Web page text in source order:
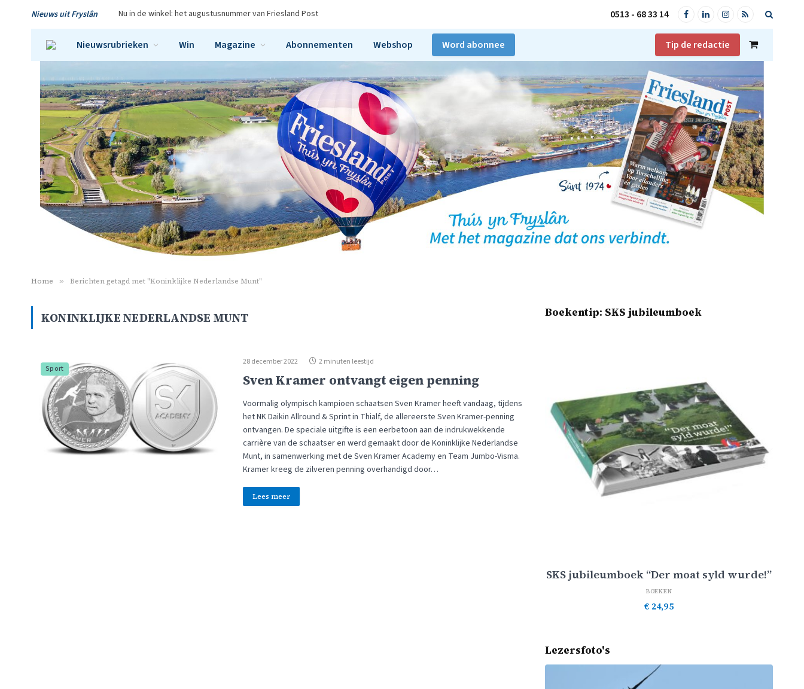
Nieuws uit Fryslân Nu in de winkel: het augustusnummer van Friesland Post 0513 - 68 33 14 FacebookLinkedInInstagram
RSS
Nieuwsrubrieken Win Magazine Abonnementen Webshop Word abonnee Tip de redactie
Shopping
Cart
Home » Berichten getagd met "Koninklijke Nederlandse Munt"
KONINKLIJKE NEDERLANDSE MUNT
Sport
28 december 2022 2 minuten leestijd
Sven Kramer ontvangt eigen penning
Voormalig olympisch kampioen schaatsen Sven Kramer heeft vandaag, tijdens
het NK Daikin Allround & Sprint in Thialf, de allereerste Sven Kramer-penning
ontvangen. De speciale uitgifte is een eerbetoon aan de indrukwekkende
carrière van de schaatser en werd gemaakt door de Koninklijke Nederlandse
Munt, in samenwerking met de Sven Kramer Academy en Team Jumbo-Visma.
Kramer kreeg de zilveren penning overhandigd door…
Lees meer
Boekentip: SKS jubileumboek
SKS jubileumboek “Der moat syld wurde!”
BOEKEN
€ 24,95
Lezersfoto's